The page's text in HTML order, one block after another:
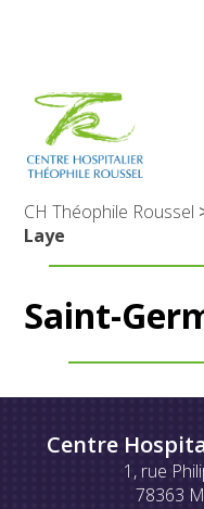
CH Théophile Roussel
Laye
Saint-
Centre
1, rue
78363